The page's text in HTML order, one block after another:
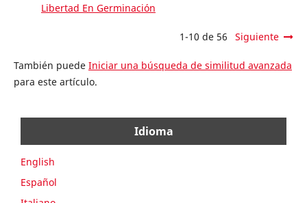
Libertad En Germinación
1-10 de 56 Siguiente
También puede Iniciar una búsqueda de similitud avanzada
para este artículo.
Idioma
English
Español